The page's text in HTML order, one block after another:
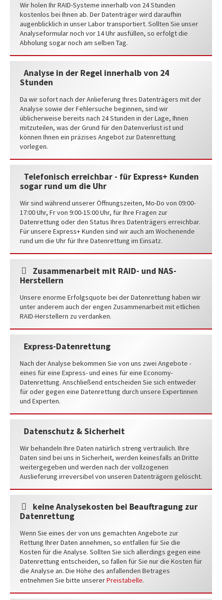
Wir holen Ihr RAID-Systeme innerhalb von 24 Stunden
kostenlos bei Ihnen ab. Der Datenträger wird daraufhin
augenblicklich in unser Labor transportiert. Sollten Sie unser
Analyseformular noch vor 14 Uhr ausfüllen, so erfolgt die
Abholung sogar noch am selben Tag.
Analyse in der Regel innerhalb von 24
Stunden
Da wir sofort nach der Anlieferung Ihres Datenträgers mit der
Analyse sowie der Fehlersuche beginnen, sind wir
üblicherweise bereits nach 24 Stunden in der Lage, Ihnen
mitzuteilen, was der Grund für den Datenverlust ist und
können Ihnen ein präzises Angebot zur Datenrettung
vorlegen.
Telefonisch erreichbar - für Express+ Kunden
sogar rund um die Uhr
Wir sind während unserer Öffnungszeiten, Mo-Do von 09:00-
17:00 Uhr, Fr von 9:00-15:00 Uhr, für Ihre Fragen zur
Datenrettung oder den Status Ihres Datenträgers erreichbar.
Für unsere Express+ Kunden sind wir auch am Wochenende
rund um die Uhr für Ihre Datenrettung im Einsatz.
Zusammenarbeit mit RAID- und NAS-
Herstellern
Unsere enorme Erfolgsquote bei der Datenrettung haben wir
unter anderem auch der engen Zusammenarbeit mit etlichen
RAID-Herstellern zu verdanken.
Express-Datenrettung
Nach der Analyse bekommen Sie von uns zwei Angebote -
eines für eine Express- und eines für eine Economy-
Datenrettung. Anschließend entscheiden Sie sich entweder
für oder gegen eine Datenrettung durch unsere Expertinnen
und Experten.
Datenschutz & Sicherheit
Wir behandeln Ihre Daten natürlich streng vertraulich. Ihre
Daten sind bei uns in Sicherheit, werden keinesfalls an Dritte
weitergegeben und werden nach der vollzogenen
Auslieferung irreversibel von unseren Datenträgern gelöscht.
keine Analysekosten bei Beauftragung zur
Datenrettung
Wenn Sie eines der von uns gemachten Angebote zur
Rettung Ihrer Daten annehmen, so entfallen für Sie die
Kosten für die Analyse. Sollten Sie sich allerdings gegen eine
Datenrettung entscheiden, so fallen für Sie nur die Kosten für
die Analyse an. Die Höhe des anfallenden Betrages
entnehmen Sie bitte unsererPreistabelle.